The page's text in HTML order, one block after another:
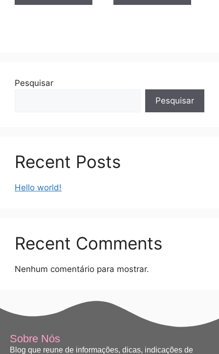
Pesquisar
Pesquisar
Recent Posts
Hello world!
Recent Comments
Nenhum comentário para mostrar.
Sobre Nós
Blog que reune de informações, dicas, indicações de